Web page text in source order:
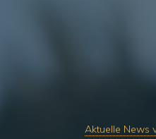
Aktuelle News